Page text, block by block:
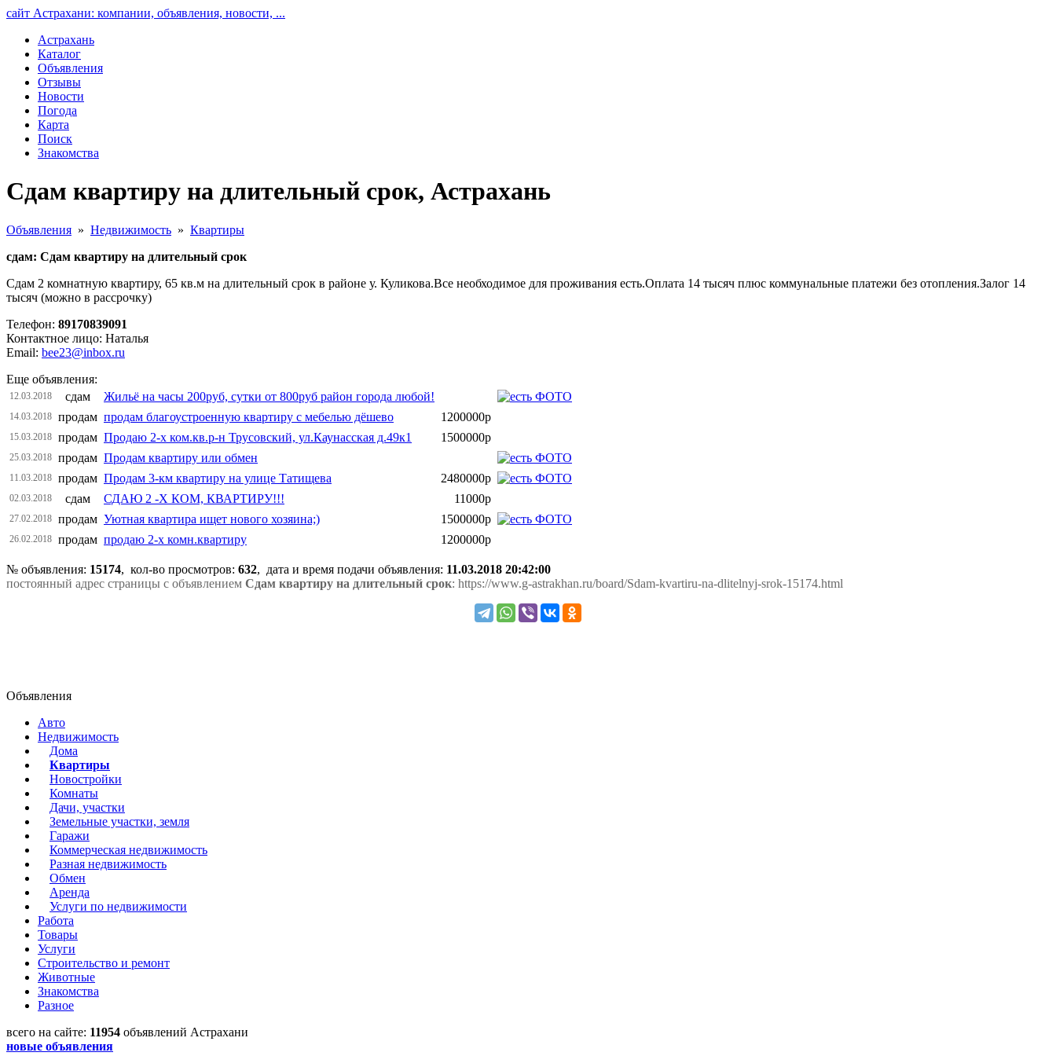
сайт Астрахани: компании, объявления, новости, ...
Астрахань
Каталог
Объявления
Отзывы
Новости
Погода
Карта
Поиск
Знакомства
Сдам квартиру на длительный срок, Астрахань
Объявления » Недвижимость » Квартиры
сдам: Сдам квартиру на длительный срок
Сдам 2 комнатную квартиру, 65 кв.м на длительный срок в районе у. Куликова.Все необходимое для проживания есть.Оплата 14 тысяч плюс коммунальные платежи без отопления.Залог 14
тысяч (можно в рассрочку)
Телефон: 89170839091
Контактное лицо: Наталья
Email: bee23@inbox.ru
Еще объявления:
12.03.2018 сдам Жильё на часы 200руб, сутки от 800руб район города любой!
14.03.2018 продам продам благоустроенную квартиру с мебелью дёшево 1200000р
15.03.2018 продам Продаю 2-х ком.кв.р-н Трусовский, ул.Каунасская д.49к1 1500000р
25.03.2018 продам Продам квартиру или обмен
11.03.2018 продам Продам 3-км квартиру на улице Татищева 2480000р
02.03.2018 сдам СДАЮ 2 -Х КОМ, КВАРТИРУ!!! 11000р
27.02.2018 продам Уютная квартира ищет нового хозяина;) 1500000р
26.02.2018 продам продаю 2-х комн.квартиру 1200000р
№ объявления: 15174, кол-во просмотров: 632, дата и время подачи объявления: 11.03.2018 20:42:00
постоянный адрес страницы с объявлением Сдам квартиру на длительный срок: https://www.g-astrakhan.ru/board/Sdam-kvartiru-na-dlitelnyj-srok-15174.html
Объявления
Авто
Недвижимость
Дома
Квартиры
Новостройки
Комнаты
Дачи, участки
Земельные участки, земля
Гаражи
Коммерческая недвижимость
Разная недвижимость
Обмен
Аренда
Услуги по недвижимости
Работа
Товары
Услуги
Строительство и ремонт
Животные
Знакомства
Разное
всего на сайте: 11954 объявлений Астрахани
новые объявления